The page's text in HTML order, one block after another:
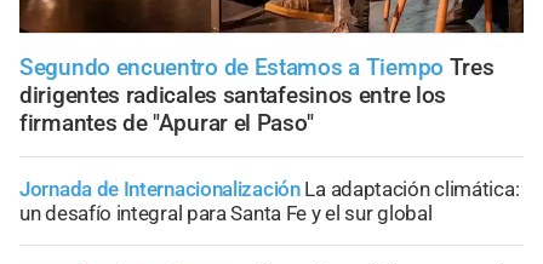
Segundo encuentro de Estamos a Tiempo Tres
dirigentes radicales santafesinos entre los
firmantes de "Apurar el Paso"
Jornada de Internacionalización La adaptación climática:
un desafío integral para Santa Fe y el sur global